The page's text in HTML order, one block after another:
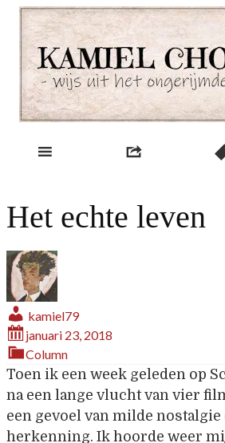
Skip
content
Kamiel Choi
Het echte leven
kamiel79
januari 23, 2018
Column
Toen ik een week geleden op
na een lange vlucht van vier
een gevoel van milde
herkenning. Ik hoorde weer